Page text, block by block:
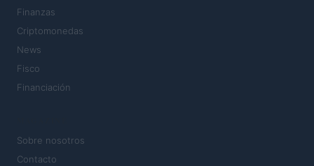
Finanzas
Criptomonedas
News
Fisco
Financiación
Sobre nosotros
Contacto